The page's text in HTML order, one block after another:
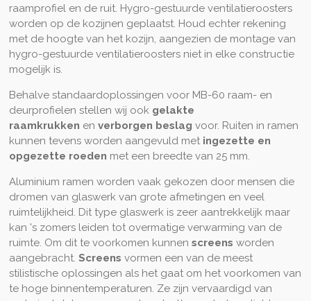
raamprofiel en de ruit. Hygro-gestuurde ventilatieroosters
worden op de kozijnen geplaatst. Houd echter rekening
met de hoogte van het kozijn, aangezien de montage van
hygro-gestuurde ventilatieroosters niet in elke constructie
mogelijk is.
Behalve standaardoplossingen voor MB-60 raam- en
deurprofielen stellen wij ook gelakte
raamkrukken en verborgen beslag voor. Ruiten in ramen
kunnen tevens worden aangevuld met ingezette en
opgezette roeden met een breedte van 25 mm.
Aluminium ramen worden vaak gekozen door mensen die
dromen van glaswerk van grote afmetingen en veel
ruimtelijkheid. Dit type glaswerk is zeer aantrekkelijk maar
kan 's zomers leiden tot overmatige verwarming van de
ruimte. Om dit te voorkomen kunnen screens worden
aangebracht. Screens vormen een van de meest
stilistische oplossingen als het gaat om het voorkomen van
te hoge binnentemperaturen. Ze zijn vervaardigd van